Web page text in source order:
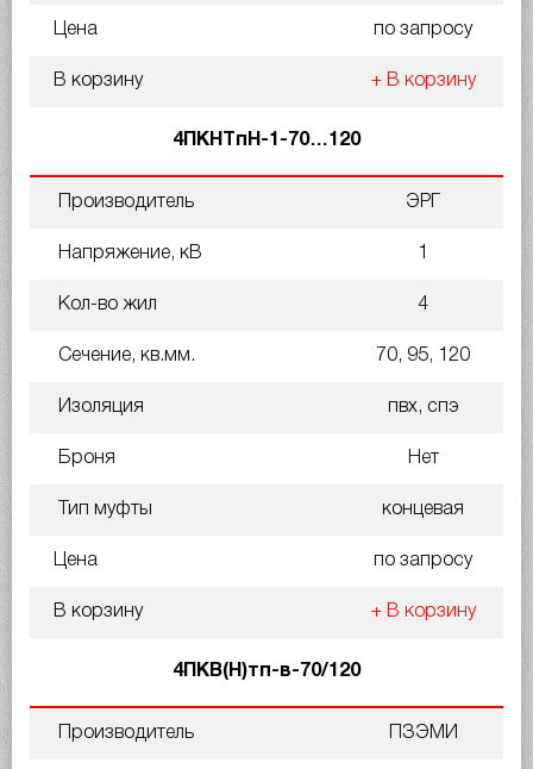
Цена по запросу
В корзину + В корзину
4ПКНТпН-1-70…120
Производитель ЭРГ
Напряжение, кВ 1
Кол-во жил 4
Сечение, кв.мм. 70, 95, 120
Изоляция пвх, спэ
Броня Нет
Тип муфты концевая
Цена по запросу
В корзину + В корзину
4ПКВ(Н)тп-в-70/120
Производитель ПЗЭМИ